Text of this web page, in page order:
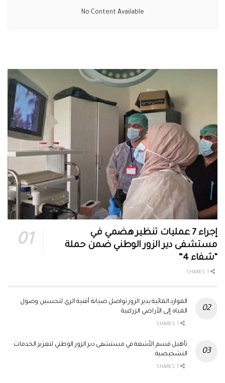
No Content Available
إجراء 7 عمليات تنظير هضمي في
مستشفى دير الزور الوطني ضمن حملة
“شفاء 4”
الموارد المائية بدير الزور تواصل صيانة أقنية الري لتحسين وصول
المياه إلى الأراضي الزراعية
تأهيل قسم الأشعة في مستشفى دير الزور الوطني لتعزيز الخدمات
التشخيصية